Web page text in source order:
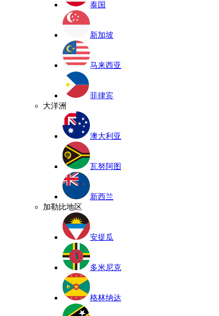
泰国
新加坡
马来西亚
菲律宾
大洋洲
澳大利亚
瓦努阿图
新西兰
加勒比地区
安提瓜
多米尼克
格林纳达